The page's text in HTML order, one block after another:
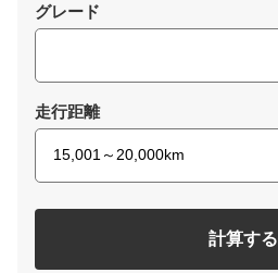
グレード
走行距離
計算する